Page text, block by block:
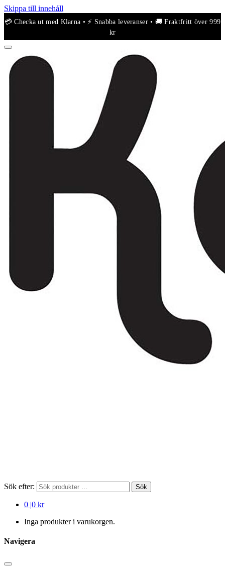
Skippa till innehåll
Sök efter: Sök
0 |0 kr
Inga produkter i varukorgen.
Navigera